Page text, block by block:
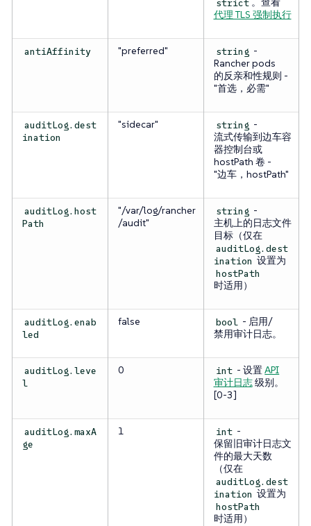
strict
代理 TLS 强制执行
antiAffinity "preferred" string -
Rancher pods
的反亲和性规则 -
"首选，必需"
auditLog.dest
ination
"sidecar" string -
流式传输到边车容
器控制台或
hostPath 卷 -
"边车，hostPath"
auditLog.host
Path
"/var/log/rancher
/audit"
string -
主机上的日志文件
目标（仅在
auditLog.dest
ination 设置为
hostPath
时适用）
auditLog.enab
led
false bool - 启用/
禁用审计日志。
auditLog.leve
l
0 int - 设置API
审计日志级别。
[0-3]
auditLog.maxA
ge
1 int -
保留旧审计日志文
件的最大天数
（仅在
auditLog.dest
ination 设置为
hostPath
时适用）